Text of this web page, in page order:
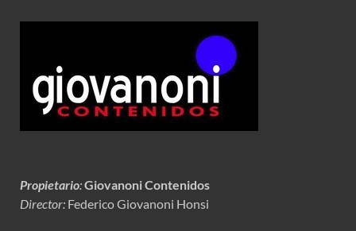
Propietario:Giovanoni Contenidos
Director: Federico Giovanoni Honsi